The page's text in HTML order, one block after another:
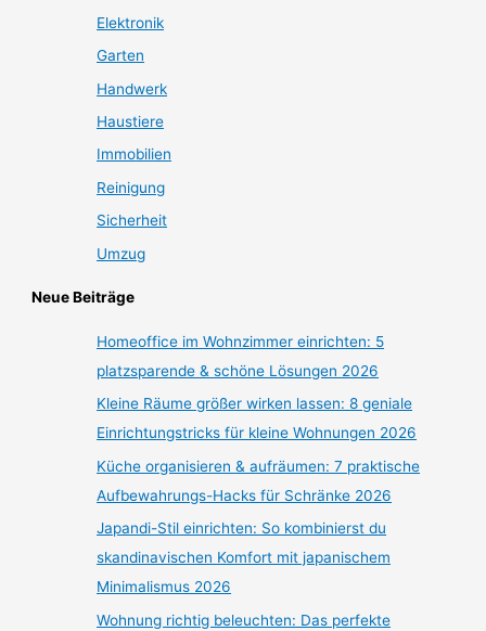
Elektronik
Garten
Handwerk
Haustiere
Immobilien
Reinigung
Sicherheit
Umzug
Neue Beiträge
Homeoffice im Wohnzimmer einrichten: 5
platzsparende & schöne Lösungen 2026
Kleine Räume größer wirken lassen: 8 geniale
Einrichtungstricks für kleine Wohnungen 2026
Küche organisieren & aufräumen: 7 praktische
Aufbewahrungs-Hacks für Schränke 2026
Japandi-Stil einrichten: So kombinierst du
skandinavischen Komfort mit japanischem
Minimalismus 2026
Wohnung richtig beleuchten: Das perfekte